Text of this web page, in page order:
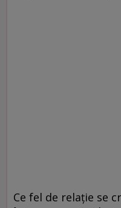
Ce fel de relație se